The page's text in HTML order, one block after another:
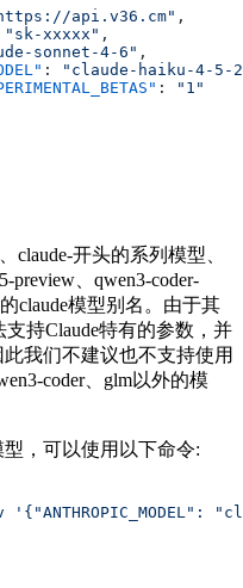
api.v36.cm" ,
"sk-xxxxx" ,
sonnet-4-6" ,
:
"claude-haiku-4-5-
:
"1"
claude-开头的系列模型、
preview、qwen3-coder-
claude模型别名。由于其
持Claude特有的参数，并
我们不建议也不支持使用
coder、glm以外的模
，可以使用以下命令:
'{"ANTHROPIC_MODEL":